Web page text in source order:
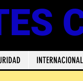
INTERNACIONAL